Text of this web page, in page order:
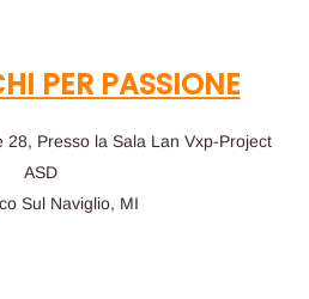
PER PASSIONE
28, Presso la Sala Lan Vxp-Project
ASD
Sul Naviglio, MI